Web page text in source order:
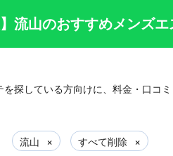
流山のおすすめメンズ
を探している方向けに、料金・口コ
流山 × すべて削除 ×